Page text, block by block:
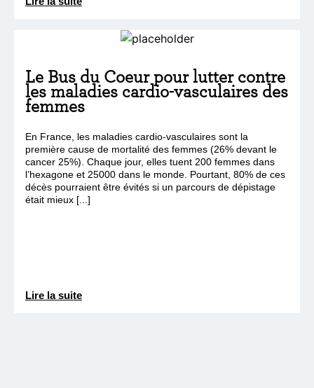
Le Bus du Coeur pour lutter contre
les maladies cardio-vasculaires des
femmes
En France, les maladies cardio-vasculaires sont la
première cause de mortalité des femmes (26% devant le
cancer 25%). Chaque jour, elles tuent 200 femmes dans
l’hexagone et 25000 dans le monde. Pourtant, 80% de ces
décès pourraient être évités si un parcours de dépistage
était mieux [...]
Lire la suite